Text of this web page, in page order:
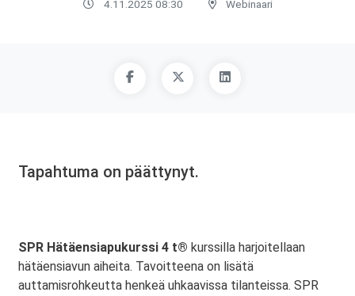
4.11.2025 08:30 Webinaari
Tapahtuma on päättynyt.
SPR Hätäensiapukurssi 4 t® kurssilla harjoitellaan
hätäensiavun aiheita. Tavoitteena on lisätä
auttamisrohkeutta henkeä uhkaavissa tilanteissa. SPR